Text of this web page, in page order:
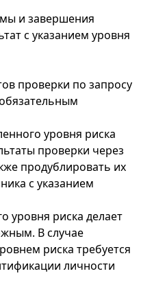
и завершения
с указанием уровня
проверки по запросу
уровня риска
проверки через
продублировать их
с указанием
риска делает
В случае
риска требуется
личности